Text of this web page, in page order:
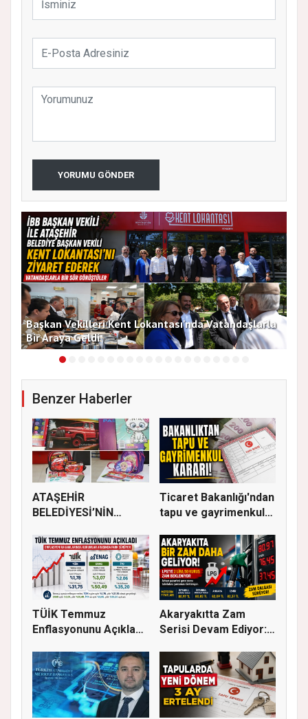
YORUMU GÖNDER
Başkan Vekilleri Kent Lokantası'nda Vatandaşlarla
Bir Araya Geldi
Benzer Haberler
ATAŞEHİR
BELEDİYESİ’NİN
DEST...
Ticaret Bakanlığı'ndan
tapu ve gayrimenkul
TÜİK Temmuz
Enflasyonunu Açıkladı:
Akaryakıtta Zam
Serisi Devam Ediyor: